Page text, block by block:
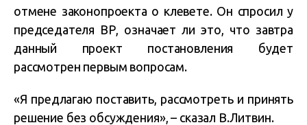
отмене законопроекта о клевете. Он спросил у
председателя ВР, означает ли это, что завтра
данный проект постановления будет
рассмотрен первым вопросам.
«Я предлагаю поставить, рассмотреть и принять
решение без обсуждения», – сказал В.Литвин.